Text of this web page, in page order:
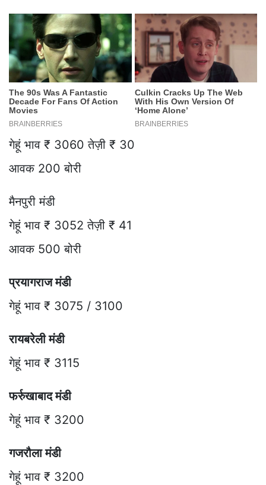
गेहूं भाव ₹ 3060 तेज़ी ₹ 30
आवक 200 बोरी
मैनपुरी मंडी
गेहूं भाव ₹ 3052 तेज़ी ₹ 41
आवक 500 बोरी
प्रयागराज मंडी
गेहूं भाव ₹ 3075 / 3100
रायबरेली मंडी
गेहूं भाव ₹ 3115
फर्रुखाबाद मंडी
गेहूं भाव ₹ 3200
गजरौला मंडी
गेहूं भाव ₹ 3200